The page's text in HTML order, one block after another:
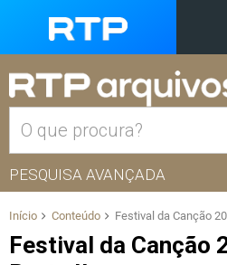
PESQUISA AVANÇADA
Início Conteúdo Festival da Canção
Festival da Canção